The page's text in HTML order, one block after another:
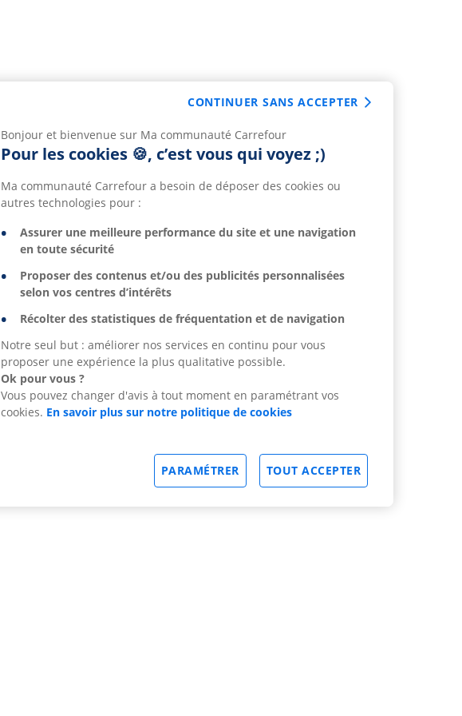
Bonjour et bienvenue sur Ma communauté Carrefour
Pour les cookies 🍪, c’est vous qui voyez ;)
Ma communauté Carrefour a besoin de déposer des cookies ou
autres technologies pour :
Assurer une meilleure performance du site et une navigation
en toute sécurité
Proposer des contenus et/ou des publicités personnalisées
selon vos centres d’intérêts
Récolter des statistiques de fréquentation et de navigation
Notre seul but : améliorer nos services en continu pour vous
proposer une expérience la plus qualitative possible.
Ok pour vous ?
Vous pouvez changer d'avis à tout moment en paramétrant vos
cookies. En savoir plus sur notre politique de cookies
TOUT ACCEPTER
PARAMÉTRER
CONTINUER SANS ACCEPTER